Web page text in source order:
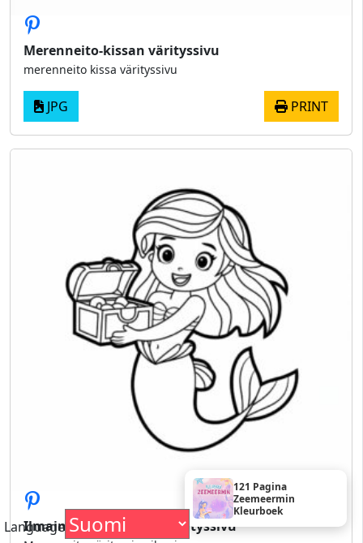
121 Pagina
Zeemeermin
Kleurboek
Merenneito-kissan värityssivu
merenneito kissa värityssivu
JPG PRINT
Ilmainen merenneito värityssivu
Language